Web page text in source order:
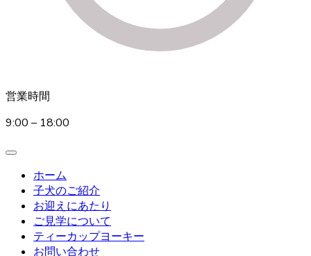
営業時間
9:00 – 18:00
ホーム
子犬のご紹介
お迎えにあたり
ご見学について
ティーカップヨーキー
お問い合わせ